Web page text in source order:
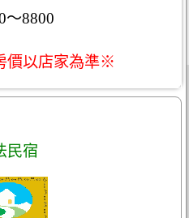
～8800
價以店家為準※
民宿